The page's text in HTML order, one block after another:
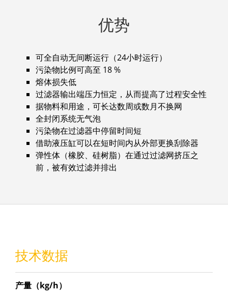
优势
可全自动无间断运行（24小时运行）
污染物比例可高至 18 %
熔体损失低
过滤器输出端压力恒定，从而提高了过程安全性
据物料和用途，可长达数周或数月不换网
全封闭系统无气泡
污染物在过滤器中停留时间短
借助液压缸可以在短时间内从外部更换刮除器
弹性体（橡胶、硅树脂）在通过过滤网挤压之
前，被有效过滤并排出
技术数据
产量（kg/h）